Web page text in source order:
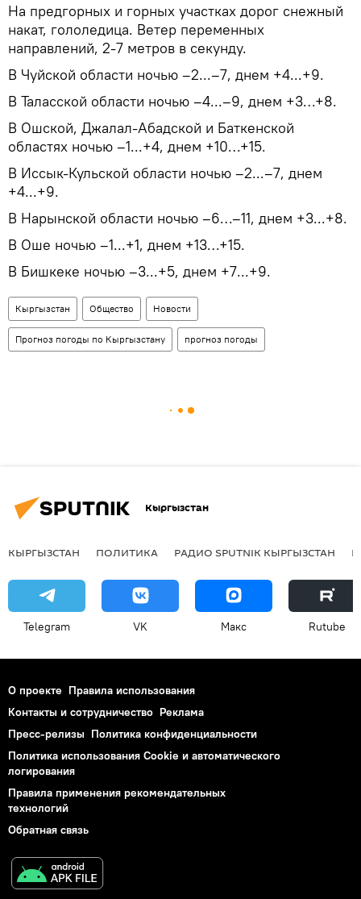
На предгорных и горных участках дорог снежный
накат, гололедица. Ветер переменных
направлений, 2-7 метров в секунду.
В Чуйской области ночью –2...–7, днем +4...+9.
В Таласской области ночью –4...–9, днем +3…+8.
В Ошской, Джалал-Абадской и Баткенской
областях ночью –1...+4, днем +10…+15.
В Иссык-Кульской области ночью –2...–7, днем
+4...+9.
В Нарынской области ночью –6…–11, днем +3...+8.
В Оше ночью –1...+1, днем +13…+15.
В Бишкеке ночью –3...+5, днем +7...+9.
Кыргызстан Общество Новости
Прогноз погоды по Кыргызстану прогноз погоды
Кыргызстан
КЫРГЫЗСТАН ПОЛИТИКА РАДИО SPUTNIK КЫРГЫЗСТАН
Telegram VK Макс Rutube
О проекте Правила использования
Контакты и сотрудничество Реклама
Пресс-релизы Политика конфиденциальности
Политика использования Cookie и автоматического
логирования
Правила применения рекомендательных
технологий
Обратная связь